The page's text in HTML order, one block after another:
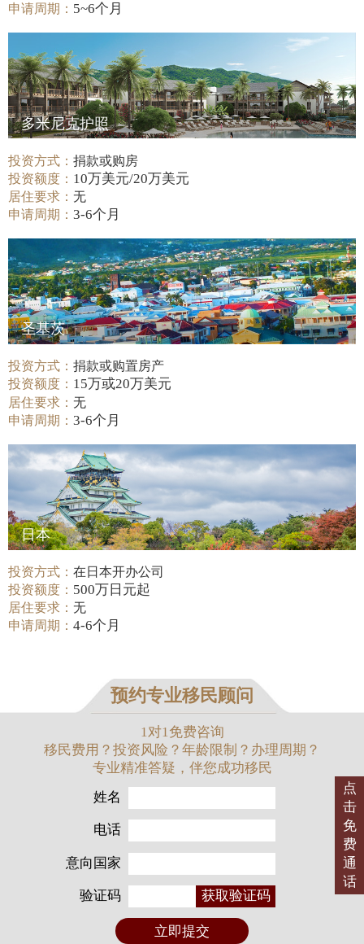
申请周期： 5~6个月
多米尼克护照
投资方式：捐款或购房
投资额度： 10万美元/20万美元
居住要求：无
申请周期：3-6个月
圣基茨
投资方式：捐款或购置房产
投资额度： 15万或20万美元
居住要求：无
申请周期：3-6个月
日本
投资方式：在日本开办公司
投资额度： 500万日元起
居住要求：无
申请周期：4-6个月
预约专业移民顾问
1对1免费咨询
移民费用？投资风险？年龄限制？办理周期？
专业精准答疑，伴您成功移民
姓名
电话
意向国家
验证码 获取验证码
立即提交
点
击
免
费
通
话